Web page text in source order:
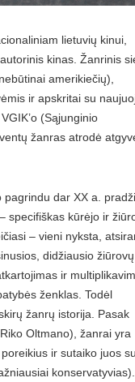
lietuvių kinui,
kinas. Žanrinis
amerikiečių),
ir apskritai su
(Sąjunginio
žanras atrodė
pagrindu dar XX a.
specifiškas kūrėjo ir
– vieni nyksta,
didžiausio žiūrovų
ir
ženklas. Todėl
žanrų istorija. Pasak
Oltmano), žanrai yra
ir sutaiko juos
konservatyvias).